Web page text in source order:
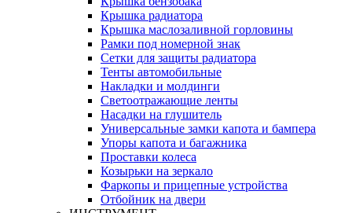
Крышка радиатора
Крышка маслозаливной горловины
Рамки под номерной знак
Сетки для защиты радиатора
Тенты автомобильные
Накладки и молдинги
Светоотражающие ленты
Насадки на глушитель
Универсальные замки капота и бампера
Упоры капота и багажника
Проставки колеса
Козырьки на зеркало
Фаркопы и прицепные устройства
Отбойник на двери